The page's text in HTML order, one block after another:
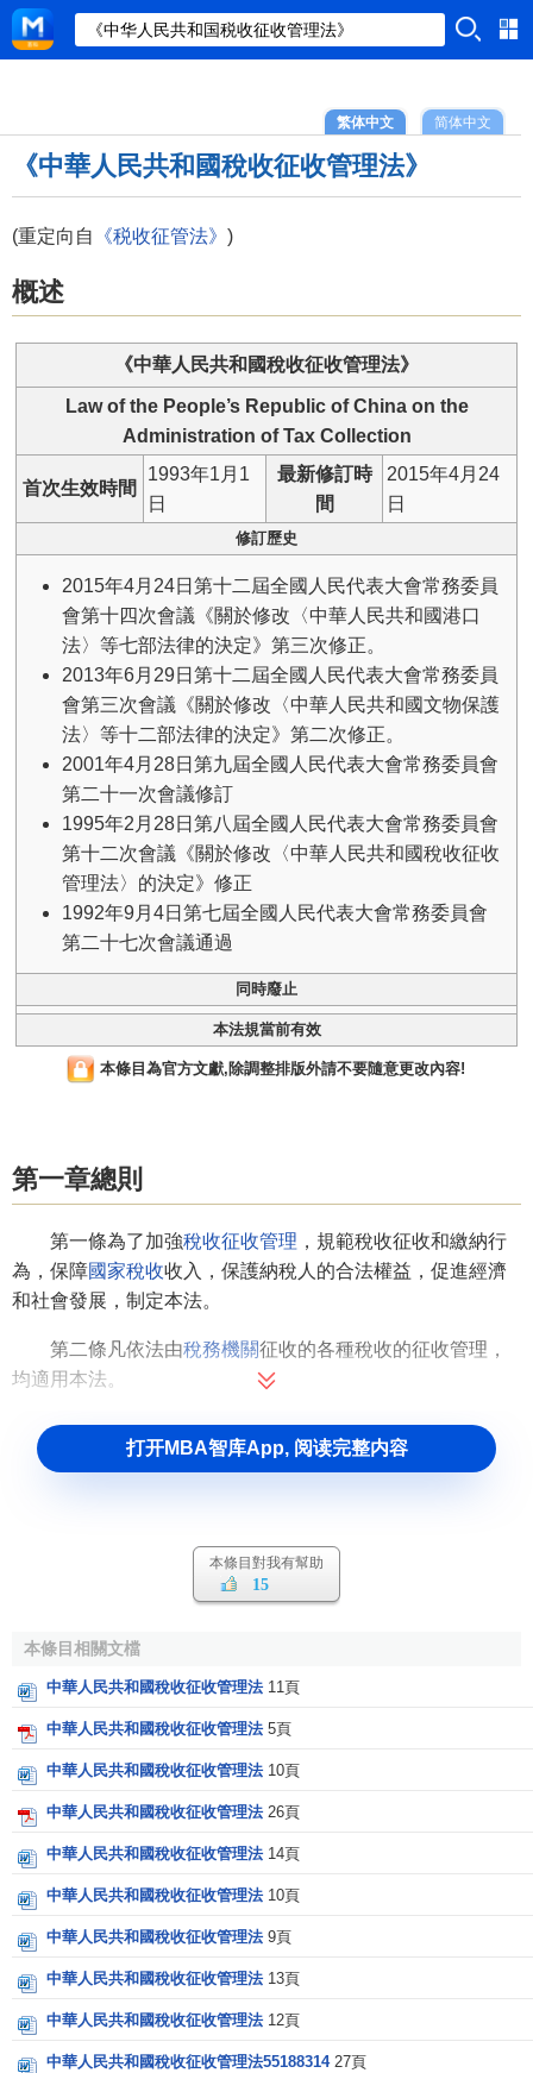
简体中文
繁体中文
《中華人民共和國稅收征收管理法》
(重定向自 《税收征管法》 )
概述
《中華人民共和國稅收征收管理法》
Law of the People’s Republic of China on the
Administration of Tax Collection
首次生效時間
1993年1月1
日
最新修訂時
間
2015年4月24
日
修訂歷史
2015年4月24日第十二屆全國人民代表大會常務委員
會第十四次會議《關於修改〈中華人民共和國港口
法〉等七部法律的決定》第三次修正。
2013年6月29日第十二屆全國人民代表大會常務委員
會第三次會議《關於修改〈中華人民共和國文物保護
法〉等十二部法律的決定》第二次修正。
2001年4月28日第九屆全國人民代表大會常務委員會
第二十一次會議修訂
1995年2月28日第八屆全國人民代表大會常務委員會
第十二次會議《關於修改〈中華人民共和國稅收征收
管理法〉的決定》修正
1992年9月4日第七屆全國人民代表大會常務委員會
第二十七次會議通過
同時廢止
本法規當前有效
本條目為官方文獻,除調整排版外請不要隨意更改內容!
第一章總則
第一條為了加強稅收征收管理 ，規範稅收征收和繳納行
為，保障國家稅收收入，保護納稅人的合法權益，促進經濟
和社會發展，制定本法。
第二條凡依法由稅務機關征收的各種稅收的征收管理，
均適用本法。
第三條稅收的開徵、停徵以及減稅、免稅、退稅、補
，依照法律的規定執行；法律授權國務院規定的，依照國
、停徵以及減稅、免稅、退稅、補稅
、行政法規相抵觸的決定。
第四條法律、行政法規規定負有納稅義務的單位和個人
為納稅人。
法律、行政法規規定負有代扣代繳
納稅人、扣繳義務人必須依照法律、行政法規的規定繳
納稅款、代扣代繳、代收代繳稅款。
作。各地國家稅務局和地方稅務局應當按照國務院規定的稅
收征收管理範圍分別進行征收管理。
地方各級人民政府應當依法加強對本
收管理工作的領導或者協調，支持稅務機關依法執行職務，
打开MBA智库App, 阅读完整内容
本條目對我有幫助
15
本條目相關文檔
中華人民共和國稅收征收管理法 11頁
中華人民共和國稅收征收管理法 5頁
中華人民共和國稅收征收管理法 10頁
中華人民共和國稅收征收管理法 26頁
中華人民共和國稅收征收管理法 14頁
中華人民共和國稅收征收管理法 10頁
中華人民共和國稅收征收管理法 9頁
中華人民共和國稅收征收管理法 13頁
中華人民共和國稅收征收管理法 12頁
中華人民共和國稅收征收管理法55188314 27頁